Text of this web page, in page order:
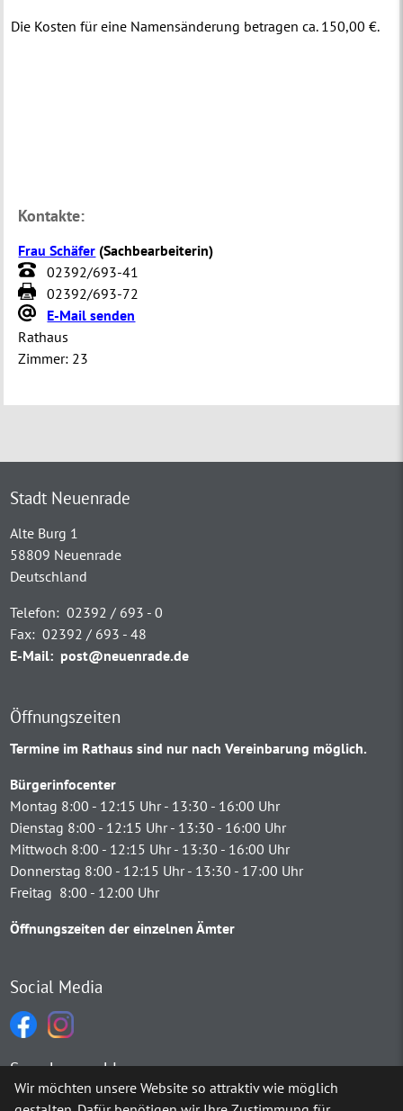
Die Kosten für eine Namensänderung betragen ca. 150,00 €.
Kontakte:
Frau Schäfer (Sachbearbeiterin)
02392/693-41
02392/693-72
E-Mail senden
Rathaus
Zimmer: 23
Stadt Neuenrade
Alte Burg 1
58809 Neuenrade
Deutschland
Telefon: 02392 / 693 - 0
Fax: 02392 / 693 - 48
E-Mail: post@neuenrade.de
Öffnungszeiten
Termine im Rathaus sind nur nach Vereinbarung möglich.
Bürgerinfocenter
Montag 8:00 - 12:15 Uhr - 13:30 - 16:00 Uhr
Dienstag 8:00 - 12:15 Uhr - 13:30 - 16:00 Uhr
Mittwoch 8:00 - 12:15 Uhr - 13:30 - 16:00 Uhr
Donnerstag 8:00 - 12:15 Uhr - 13:30 - 17:00 Uhr
Freitag 8:00 - 12:00 Uhr
Öffnungszeiten der einzelnen Ämter
Social Media
Sprachauswahl
Wir möchten unsere Website so attraktiv wie möglich